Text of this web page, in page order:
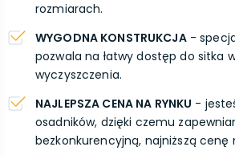
rozmiarach.
WYGODNA KONSTRUKCJA-
pozwala na łatwy dostęp do sitka
wyczyszczenia.
NAJLEPSZA CENA NA RYNKU -
osadników, dzięki czemu
bezkonkurencyjną, najniższą cenę